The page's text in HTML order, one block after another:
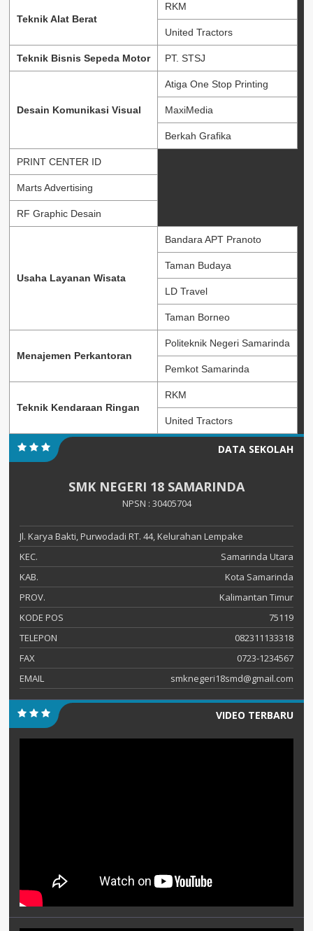
Teknik Alat Berat
RKM
United Tractors
Teknik Bisnis Sepeda Motor PT. STSJ
Desain Komunikasi Visual
Atiga One Stop Printing
MaxiMedia
Berkah Grafika
PRINT CENTER ID
Marts Advertising
RF Graphic Desain
Usaha Layanan Wisata
Bandara APT Pranoto
Taman Budaya
LD Travel
Taman Borneo
Menajemen Perkantoran
Politeknik Negeri Samarinda
Pemkot Samarinda
Teknik Kendaraan Ringan
RKM
United Tractors
DATA SEKOLAH
SMK NEGERI 18 SAMARINDA
NPSN : 30405704
Jl. Karya Bakti, Purwodadi RT. 44, Kelurahan Lempake
KEC.
Samarinda Utara
KAB.
Kota Samarinda
PROV.
Kalimantan Timur
KODE POS
75119
TELEPON
082311133318
FAX
0723-1234567
EMAIL
smknegeri18smd@gmail.com
VIDEO TERBARU